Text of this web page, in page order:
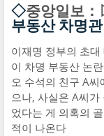
◇중앙일보
부동산 차명
이재명 정부의 초
이 차명 부동산 논
오 수석의 친구 A
으나, 사실은 A씨가
었다는 게 의혹의
적이 나온다